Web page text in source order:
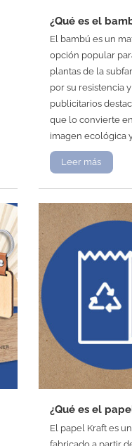
¿Qué es el
El bambú es un
opción popular
plantas de la
por su resistencia
publicitarios
que lo convierte
imagen ecológica
Leer más
¿Qué es el
El papel Kraft es